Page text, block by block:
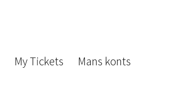
My Tickets Mans konts